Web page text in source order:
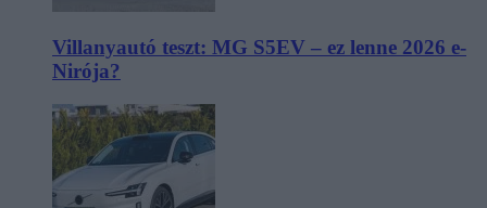
Villanyautó teszt: MG S5EV – ez lenne 2026 e-
Nirója?